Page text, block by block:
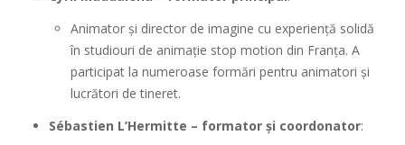
Animator și director de imagine cu experiență solidă
în studiouri de animație stop motion din Franța. A
participat la numeroase formări pentru animatori și
lucrători de tineret.
Sébastien L’Hermitte – formator și coordonator: